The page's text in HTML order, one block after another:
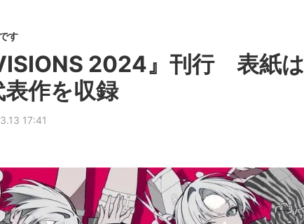
す
2024』刊行 表紙
作を収録
17:41